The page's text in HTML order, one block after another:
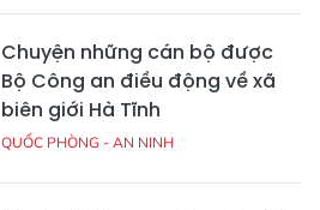
Chuyện những cán bộ được
Bộ Công an điều động về xã
biên giới Hà Tĩnh
QUỐC PHÒNG - AN NINH